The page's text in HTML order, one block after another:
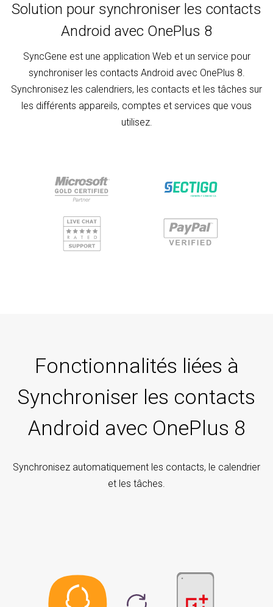
Solution pour synchroniser les contacts
Android avec OnePlus 8
SyncGene est une application Web et un service pour
synchroniser les contacts Android avec OnePlus 8.
Synchronisez les calendriers, les contacts et les tâches sur
les différents appareils, comptes et services que vous
utilisez.
Fonctionnalités liées à
Synchroniser les contacts
Android avec OnePlus 8
Synchronisez automatiquement les contacts, le calendrier
et les tâches.